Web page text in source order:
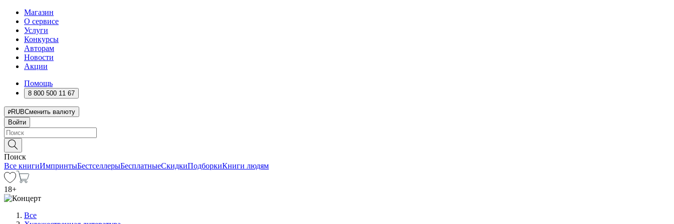
Магазин
О сервисе
Услуги
Конкурсы
Авторам
Новости
Акции
Помощь
8 800 500 11 67
RUBСменить валюту
Войти
Поиск
Все книгиИмпринтыБестселлерыБесплатныеСкидкиПодборкиКниги людям
18+
Все